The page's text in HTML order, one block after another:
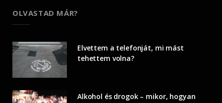
OLVASTAD MÁR?
Elvettem a telefonját, mi mást
tehettem volna?
Alkohol és drogok – mikor, hogyan